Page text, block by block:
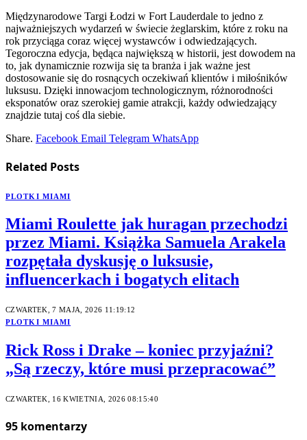
Międzynarodowe Targi Łodzi w Fort Lauderdale to jedno z
najważniejszych wydarzeń w świecie żeglarskim, które z roku na
rok przyciąga coraz więcej wystawców i odwiedzających.
Tegoroczna edycja, będąca największą w historii, jest dowodem na
to, jak dynamicznie rozwija się ta branża i jak ważne jest
dostosowanie się do rosnących oczekiwań klientów i miłośników
luksusu. Dzięki innowacjom technologicznym, różnorodności
eksponatów oraz szerokiej gamie atrakcji, każdy odwiedzający
znajdzie tutaj coś dla siebie.
Share. Facebook Email Telegram WhatsApp
Related Posts
PLOTKI MIAMI
Miami Roulette jak huragan przechodzi
przez Miami. Książka Samuela Arakela
rozpętała dyskusję o luksusie,
influencerkach i bogatych elitach
CZWARTEK, 7 MAJA, 2026 11:19:12
PLOTKI MIAMI
Rick Ross i Drake – koniec przyjaźni?
„Są rzeczy, które musi przepracować”
CZWARTEK, 16 KWIETNIA, 2026 08:15:40
95 komentarzy